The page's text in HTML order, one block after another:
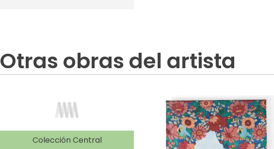
Otras obras del artista
Colección Central